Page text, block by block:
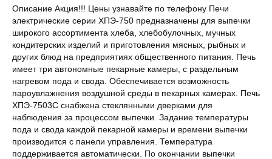
Описание Акция!!! Цены узнавайте по телефону Печи
электрические серии ХПЭ-750 предназначены для выпечки
широкого ассортимента хлеба, хлебобулочных, мучных
кондитерских изделий и приготовления мясных, рыбных и
других блюд на предприятиях общественного питания. Печь
имеет три автономные пекарные камеры, с раздельным
нагревом пода и свода. Обеспечивается возможность
пароувлажнения воздушной среды в пекарных камерах. Печь
ХПЭ-7503С снабжена стеклянными дверками для
наблюдения за процессом выпечки. Задание температуры
пода и свода каждой пекарной камеры и времени выпечки
производится с панели управления. Температура
поддерживается автоматически. По окончании выпечки